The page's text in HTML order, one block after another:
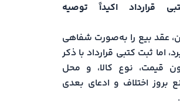
قرارداد اکیداً توصیه
عقد بیع را به‌صورت شفاهی
اما ثبت کتبی قرارداد با ذکر
قیمت، نوع کالا، و محل
بروز اختلاف و ادعای بعدی